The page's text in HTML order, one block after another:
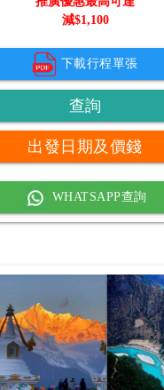
減$1,100
下載行程單張
查詢
出發日期及價錢
WHATSAPP查詢